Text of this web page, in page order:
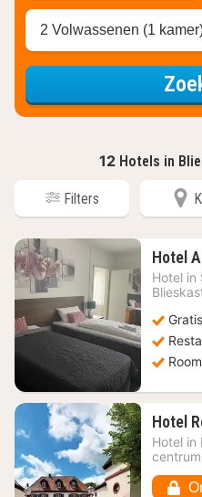
2 Volwassenen (1
12 Hotels in
Filters
Hotel
Hotel in
Hotel
Hotel in
centrum